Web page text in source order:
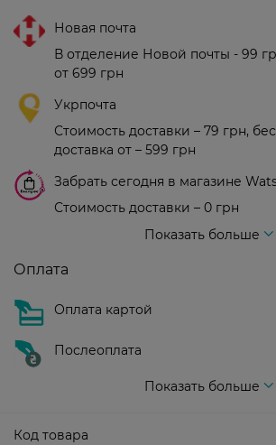
Новая почта
В отделение Новой почты - 99
от 699 грн
Укрпочта
Стоимость доставки – 79 грн,
доставка от – 599 грн
Забрать сегодня в магазине
Стоимость доставки – 0 грн
Показать больше
Оплата
Оплата картой
Послеоплата
Показать больше
Код товара